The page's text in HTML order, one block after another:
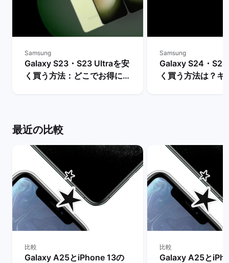
Samsung
Galaxy S23・S23 Ultraを安
く買う方法：どこでお得に購
Samsung
Galaxy S24・
く買う方法は？キ
最近の比較
比較
Galaxy A25とiPhone 13の
比較
Galaxy A25と